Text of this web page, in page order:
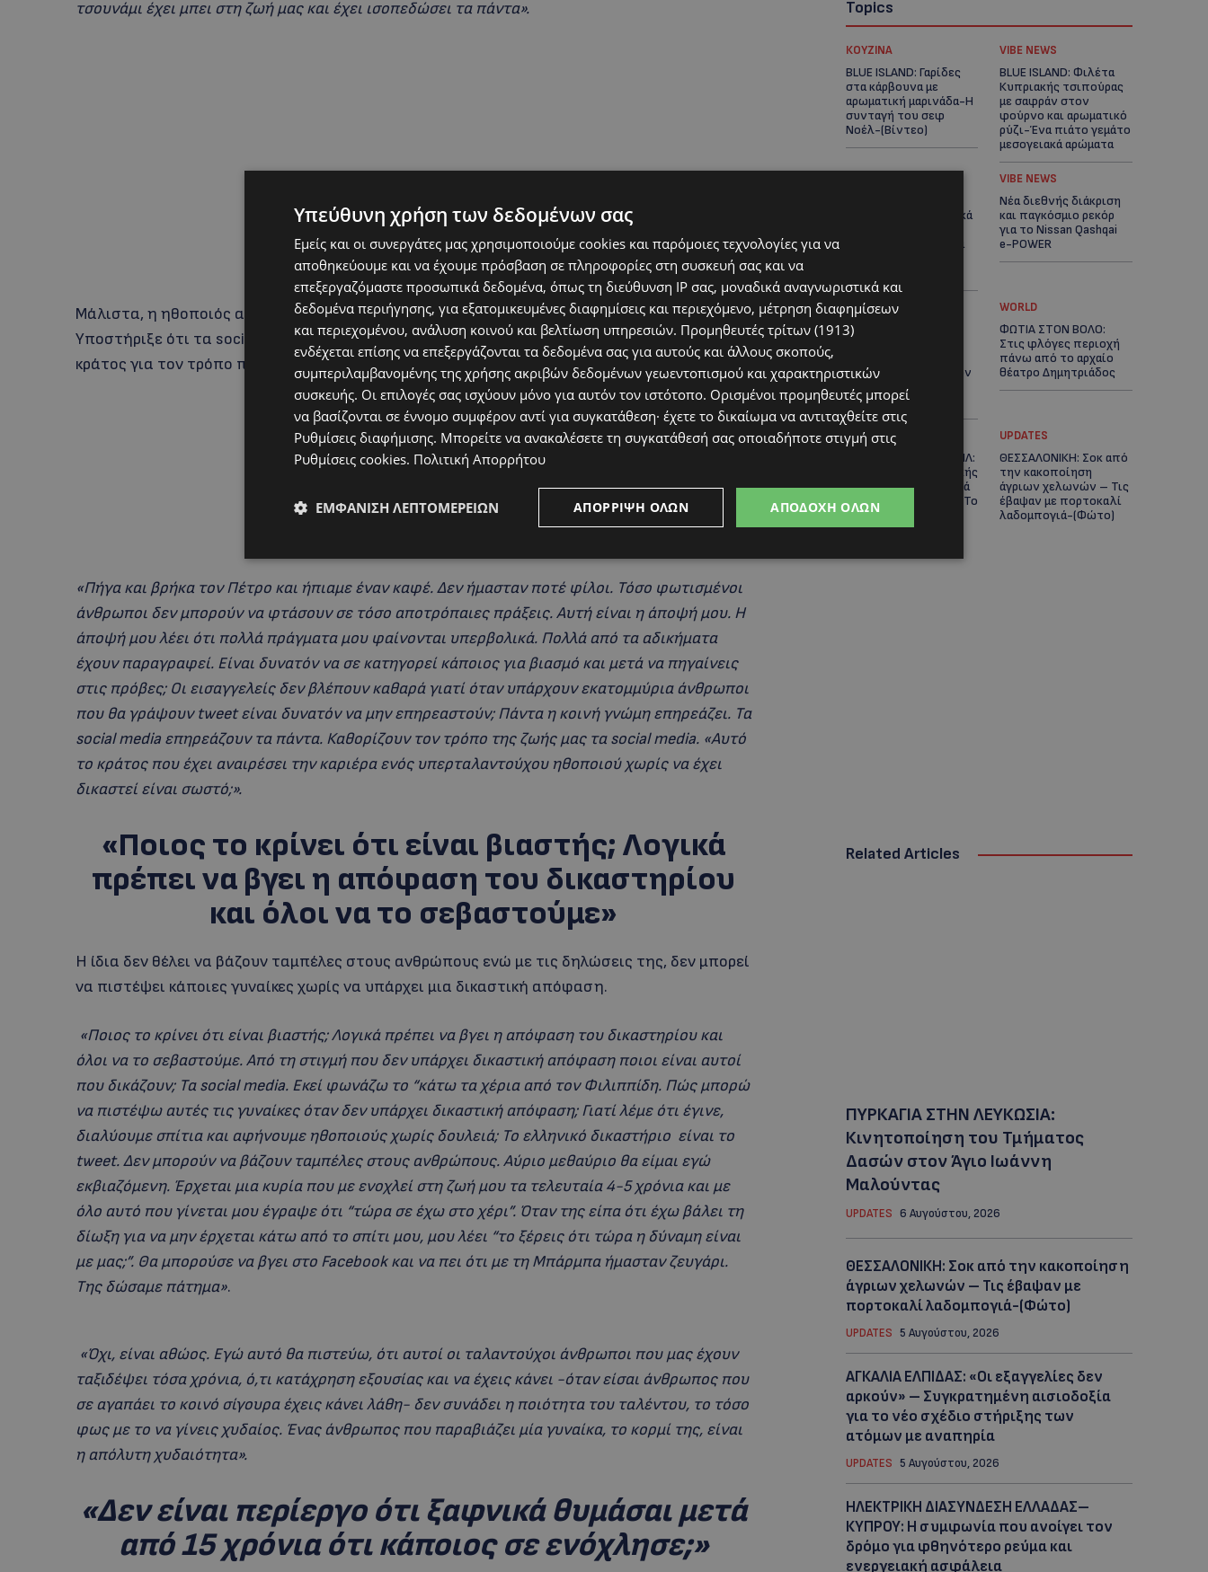
τσουνάμι έχει μπει στη ζωή μας και έχει ισοπεδώσει τα πάντα».
Μάλιστα, η ηθοποιός αποκάλυψε ότι βρέθηκε με τον Πέτρο Φιλιππίδη αλλά δεν είναι φίλοι.
Υποστήριξε ότι τα social media καθορίζουν την ζωή όλων μας και απέδωσε ευθύνες και στο
κράτος για τον τρόπο που ενεργεί.
«Πήγα και βρήκα τον Πέτρο και ήπιαμε έναν καφέ. Δεν ήμασταν ποτέ φίλοι. Τόσο φωτισμένοι
άνθρωποι δεν μπορούν να φτάσουν σε τόσο αποτρόπαιες πράξεις. Αυτή είναι η άποψή μου. Η
άποψή μου λέει ότι πολλά πράγματα μου φαίνονται υπερβολικά. Πολλά από τα αδικήματα
έχουν παραγραφεί. Είναι δυνατόν να σε κατηγορεί κάποιος για βιασμό και μετά να πηγαίνεις
στις πρόβες; Οι εισαγγελείς δεν βλέπουν καθαρά γιατί όταν υπάρχουν εκατομμύρια άνθρωποι
που θα γράψουν tweet είναι δυνατόν να μην επηρεαστούν; Πάντα η κοινή γνώμη επηρεάζει. Τα
social media επηρεάζουν τα πάντα. Καθορίζουν τον τρόπο της ζωής μας τα social media. «Αυτό
το κράτος που έχει αναιρέσει την καριέρα ενός υπερταλαντούχου ηθοποιού χωρίς να έχει
δικαστεί είναι σωστό;».
«Ποιος το κρίνει ότι είναι βιαστής; Λογικά
πρέπει να βγει η απόφαση του δικαστηρίου
και όλοι να το σεβαστούμε»
Η ίδια δεν θέλει να βάζουν ταμπέλες στους ανθρώπους ενώ με τις δηλώσεις της, δεν μπορεί
να πιστέψει κάποιες γυναίκες χωρίς να υπάρχει μια δικαστική απόφαση.
«Ποιος το κρίνει ότι είναι βιαστής; Λογικά πρέπει να βγει η απόφαση του δικαστηρίου και
όλοι να το σεβαστούμε. Από τη στιγμή που δεν υπάρχει δικαστική απόφαση ποιοι είναι αυτοί
που δικάζουν; Τα social media. Εκεί φωνάζω το “κάτω τα χέρια από τον Φιλιππίδη. Πώς μπορώ
να πιστέψω αυτές τις γυναίκες όταν δεν υπάρχει δικαστική απόφαση; Γιατί λέμε ότι έγινε,
διαλύουμε σπίτια και αφήνουμε ηθοποιούς χωρίς δουλειά; Το ελληνικό δικαστήριο είναι το
tweet. Δεν μπορούν να βάζουν ταμπέλες στους ανθρώπους. Αύριο μεθαύριο θα είμαι εγώ
εκβιαζόμενη. Έρχεται μια κυρία που με ενοχλεί στη ζωή μου τα τελευταία 4-5 χρόνια και με
όλο αυτό που γίνεται μου έγραψε ότι “τώρα σε έχω στο χέρι”. Όταν της είπα ότι έχω βάλει τη
δίωξη για να μην έρχεται κάτω από το σπίτι μου, μου λέει “το ξέρεις ότι τώρα η δύναμη είναι
με μας;”. Θα μπορούσε να βγει στο Facebook και να πει ότι με τη Μπάρμπα ήμασταν ζευγάρι.
Της δώσαμε πάτημα».
«Όχι, είναι αθώος. Εγώ αυτό θα πιστεύω, ότι αυτοί οι ταλαντούχοι άνθρωποι που μας έχουν
ταξιδέψει τόσα χρόνια, ό,τι κατάχρηση εξουσίας και να έχεις κάνει -όταν είσαι άνθρωπος που
σε αγαπάει το κοινό σίγουρα έχεις κάνει λάθη- δεν συνάδει η ποιότητα του ταλέντου, το τόσο
φως με το να γίνεις χυδαίος. Ένας άνθρωπος που παραβιάζει μία γυναίκα, το κορμί της, είναι
η απόλυτη χυδαιότητα».
«Δεν είναι περίεργο ότι ξαφνικά θυμάσαι μετά
από 15 χρόνια ότι κάποιος σε ενόχλησε;»
Topics
ΚΟΥΖΙΝΑ
BLUE ISLAND: Γαρίδες
στα κάρβουνα με
αρωματική μαρινάδα-Η
συνταγή του σεφ
Νοέλ-(Βίντεο)
VIBE NEWS
BLUE ISLAND: Φιλέτα
Κυπριακής τσιπούρας
με σαφράν στον
φούρνο και αρωματικό
ρύζι-Ένα πιάτο γεμάτο
μεσογειακά αρώματα
Σολομού με αρωματικά
ανατολίτικη πινελιά
VIBE NEWS
Νέα διεθνής διάκριση
και παγκόσμιο ρεκόρ
για το Nissan Qashqai
e-POWER
UPDATES
ΠΥΡΚΑΓΙΑ ΣΤΗΝ
Τμήματος Δασών στον
Άγιο Ιωάννη
Μαλούντας
WORLD
ΦΩΤΙΑ ΣΤΟΝ ΒΟΛΟ:
Στις φλόγες περιοχή
πάνω από το αρχαίο
θέατρο Δημητριάδος
STORIES
ΜΑΝΩΛΗΣ ΕΜΜΑΝΟΥΗΛ:
Η ιστορία της θρυλικής
Corner Pub που ξυπνά
μνήμες δεκαετιών – Το
αφιέρωμα μετά τη
φωτιά-(Φώτο)
UPDATES
ΘΕΣΣΑΛΟΝΙΚΗ: Σοκ από
την κακοποίηση
άγριων χελωνών – Τις
έβαψαν με πορτοκαλί
λαδομπογιά-(Φώτο)
Related Articles
ΠΥΡΚΑΓΙΑ ΣΤΗΝ ΛΕΥΚΩΣΙΑ:
Κινητοποίηση του Τμήματος
Δασών στον Άγιο Ιωάννη
Μαλούντας
UPDATES 6 Αυγούστου, 2026
ΘΕΣΣΑΛΟΝΙΚΗ: Σοκ από την κακοποίηση
άγριων χελωνών – Τις έβαψαν με
πορτοκαλί λαδομπογιά-(Φώτο)
UPDATES 5 Αυγούστου, 2026
ΑΓΚΑΛΙΑ ΕΛΠΙΔΑΣ: «Οι εξαγγελίες δεν
αρκούν» – Συγκρατημένη αισιοδοξία
για το νέο σχέδιο στήριξης των
ατόμων με αναπηρία
UPDATES 5 Αυγούστου, 2026
ΗΛΕΚΤΡΙΚΗ ΔΙΑΣΥΝΔΕΣΗ ΕΛΛΑΔΑΣ–
ΚΥΠΡΟΥ: Η συμφωνία που ανοίγει τον
δρόμο για φθηνότερο ρεύμα και
ενεργειακή ασφάλεια
Υπεύθυνη χρήση των δεδομένων σας
Εμείς και οι συνεργάτες μας χρησιμοποιούμε cookies και παρόμοιες τεχνολογίες για να
αποθηκεύουμε και να έχουμε πρόσβαση σε πληροφορίες στη συσκευή σας και να
επεξεργαζόμαστε προσωπικά δεδομένα, όπως τη διεύθυνση IP σας, μοναδικά αναγνωριστικά και
δεδομένα περιήγησης, για εξατομικευμένες διαφημίσεις και περιεχόμενο, μέτρηση διαφημίσεων
και περιεχομένου, ανάλυση κοινού και βελτίωση υπηρεσιών. Προμηθευτές τρίτων (1913)
ενδέχεται επίσης να επεξεργάζονται τα δεδομένα σας για αυτούς και άλλους σκοπούς,
συμπεριλαμβανομένης της χρήσης ακριβών δεδομένων γεωεντοπισμού και χαρακτηριστικών
συσκευής. Οι επιλογές σας ισχύουν μόνο για αυτόν τον ιστότοπο. Ορισμένοι προμηθευτές μπορεί
να βασίζονται σε έννομο συμφέρον αντί για συγκατάθεση· έχετε το δικαίωμα να αντιταχθείτε στις
Ρυθμίσεις διαφήμισης. Μπορείτε να ανακαλέσετε τη συγκατάθεσή σας οποιαδήποτε στιγμή στις
Ρυθμίσεις cookies. Πολιτική Απορρήτου
ΑΠΟΔΟΧΉ ΌΛΩΝ
ΑΠΌΡΡΙΨΗ ΌΛΩΝ
ΕΜΦΆΝΙΣΗ ΛΕΠΤΟΜΕΡΕΙΏΝ